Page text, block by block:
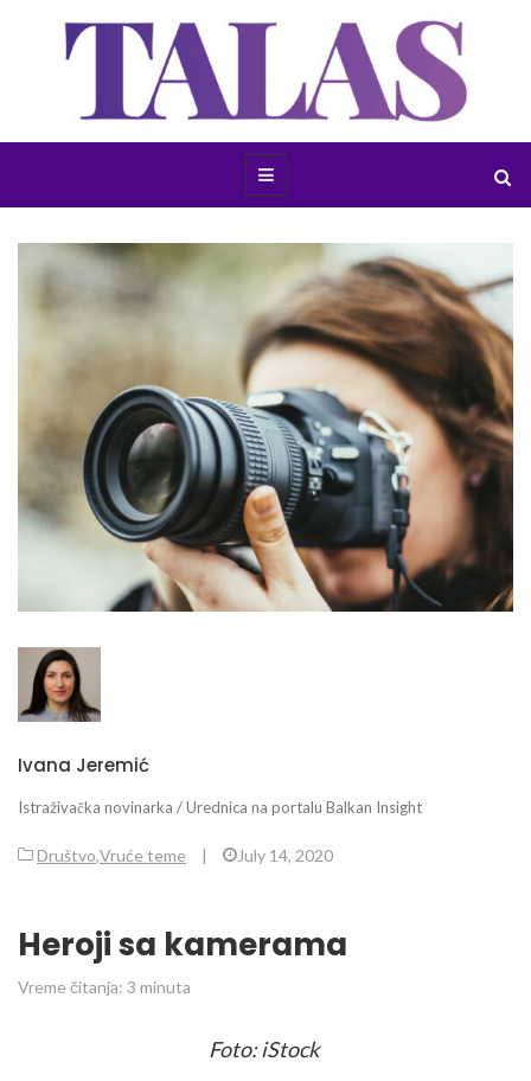
Ivana Jeremić
Istraživačka novinarka / Urednica na portalu Balkan Insight
Društvo,Vruće teme July 14, 2020
Heroji sa kamerama
Vreme čitanja: 3 minuta
Foto: iStock